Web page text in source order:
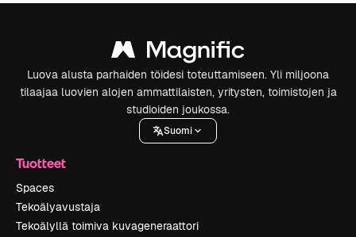
Luova alusta parhaiden töidesi toteuttamiseen. Yli miljoona
tilaajaa luovien alojen ammattilaisten, yritysten, toimistojen ja
studioiden joukossa.
Suomi
Tuotteet
Spaces
Tekoälyavustaja
Tekoälyllä toimiva kuvageneraattori